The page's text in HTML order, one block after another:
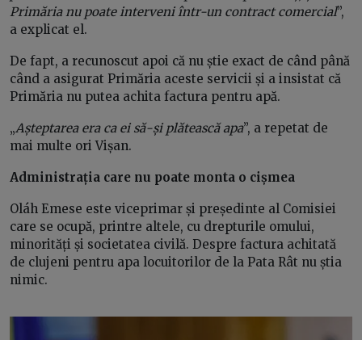
Primăria nu poate interveni într-un contract comercial”,
a explicat el.
De fapt, a recunoscut apoi că nu știe exact de când până
când a asigurat Primăria aceste servicii și a insistat că
Primăria nu putea achita factura pentru apă.
„Așteptarea era ca ei să-și plătească apa”, a repetat de
mai multe ori Vișan.
Administrația care nu poate monta o cișmea
Oláh Emese este viceprimar și președinte al Comisiei
care se ocupă, printre altele, cu drepturile omului,
minorități și societatea civilă. Despre factura achitată
de clujeni pentru apa locuitorilor de la Pata Rât nu știa
nimic.